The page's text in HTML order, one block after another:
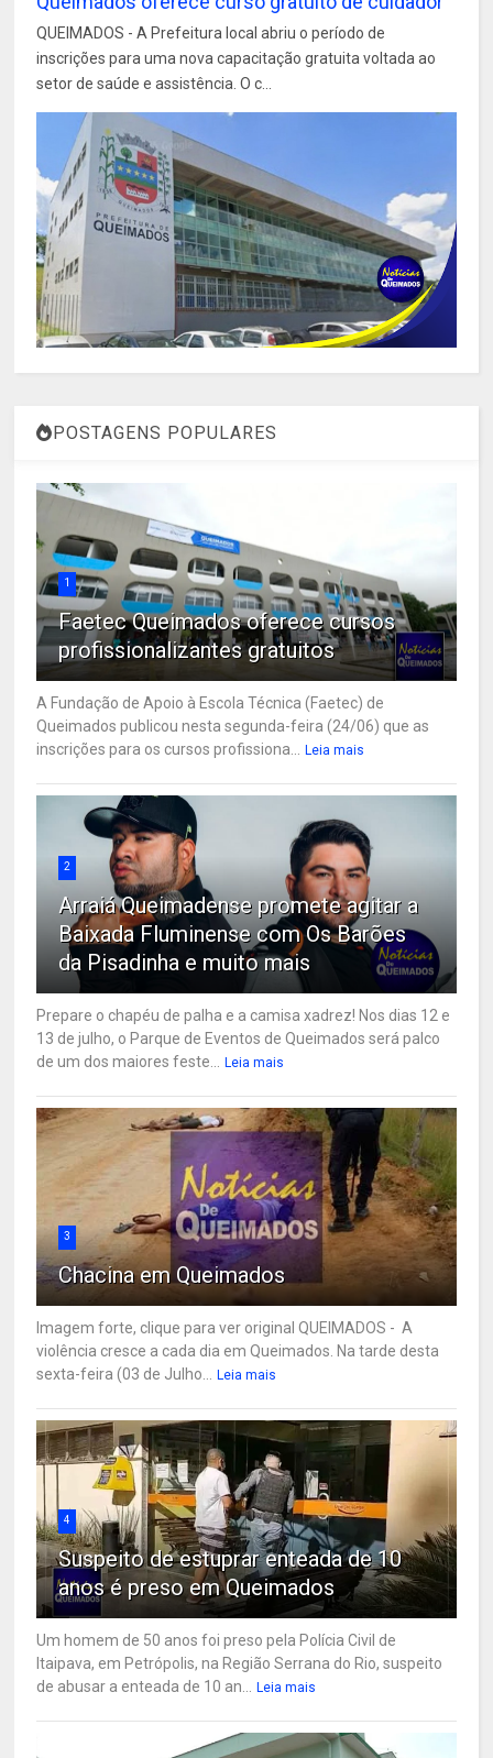
QUEIMADOS - A Prefeitura local abriu o período de
inscrições para uma nova capacitação gratuita voltada ao
setor de saúde e assistência. O c...
POSTAGENS POPULARES
1
Faetec Queimados oferece cursos
profissionalizantes gratuitos
A Fundação de Apoio à Escola Técnica (Faetec) de
Queimados publicou nesta segunda-feira (24/06) que as
inscrições para os cursos profissiona...
Leia mais
2
Arraiá Queimadense promete agitar a
Baixada Fluminense com Os Barões
da Pisadinha e muito mais
Prepare o chapéu de palha e a camisa xadrez! Nos dias 12 e
13 de julho, o Parque de Eventos de Queimados será palco
de um dos maiores feste...
Leia mais
3
Chacina em Queimados
Imagem forte, clique para ver original QUEIMADOS - A
violência cresce a cada dia em Queimados. Na tarde desta
sexta-feira (03 de Julho...
Leia mais
4
Suspeito de estuprar enteada de 10
anos é preso em Queimados
Um homem de 50 anos foi preso pela Polícia Civil de
Itaipava, em Petrópolis, na Região Serrana do Rio, suspeito
de abusar a enteada de 10 an...
Leia mais